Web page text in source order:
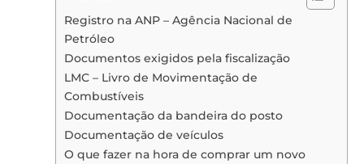
Registro na ANP – Agência Nacional de
Petróleo
Documentos exigidos pela fiscalização
LMC – Livro de Movimentação de
Combustíveis
Documentação da bandeira do posto
Documentação de veículos
O que fazer na hora de comprar um novo